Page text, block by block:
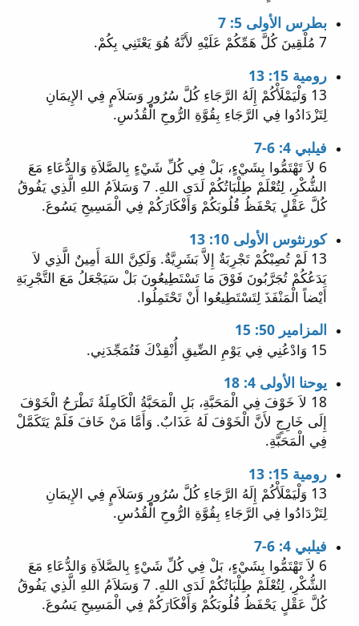
بطرس الأولى 5: 7
7 مُلْقِينَ كُلَّ هَمِّكُمْ عَلَيْهِ لأَنَّهُ هُوَ يَعْتَنِي بِكُمْ.
رومية 15: 13
13 وَلْيَمْلَأْكُمْ إِلَهُ الرَّجَاءِ كُلَّ سُرُورٍ وَسَلاَمٍ فِي الإِيمَانِ
لِتَزْدَادُوا فِي الرَّجَاءِ بِقُوَّةِ الرُّوحِ الْقُدُسِ.
فيلبي 4: 6-7
6 لاَ تَهْتَمُّوا بِشَيْءٍ، بَلْ فِي كُلِّ شَيْءٍ بِالصَّلاَةِ وَالدُّعَاءِ مَعَ
الشُّكْرِ، لِتُعْلَمْ طِلْبَاتُكُمْ لَدَى اللهِ. 7 وَسَلاَمُ اللهِ الَّذِي يَفُوقُ
كُلَّ عَقْلٍ يَحْفَظُ قُلُوبَكُمْ وَأَفْكَارَكُمْ فِي الْمَسِيحِ يَسُوعَ.
كورنثوس الأولى 10: 13
13 لَمْ تُصِبْكُمْ تَجْرِبَةٌ إِلاَّ بَشَرِيَّةٌ. وَلَكِنَّ اللهَ أَمِينٌ الَّذِي لاَ
يَدَعُكُمْ تُجَرَّبُونَ فَوْقَ مَا تَسْتَطِيعُونَ بَلْ سَيَجْعَلُ مَعَ التَّجْرِبَةِ
أَيْضاً الْمَنْفَذَ لِتَسْتَطِيعُوا أَنْ تَحْتَمِلُوا.
المزامير 50: 15
15 وَادْعُنِي فِي يَوْمِ الضِّيقِ أُنْقِذْكَ فَتُمَجِّدَنِي.
يوحنا الأولى 4: 18
18 لاَ خَوْفَ فِي الْمَحَبَّةِ، بَلِ الْمَحَبَّةُ الْكَامِلَةُ تَطْرَحُ الْخَوْفَ
إِلَى خَارِجٍ لأَنَّ الْخَوْفَ لَهُ عَذَابٌ. وَأَمَّا مَنْ خَافَ فَلَمْ يَتَكَمَّلْ
فِي الْمَحَبَّةِ.
رومية 15: 13
13 وَلْيَمْلَأْكُمْ إِلَهُ الرَّجَاءِ كُلَّ سُرُورٍ وَسَلاَمٍ فِي الإِيمَانِ
لِتَزْدَادُوا فِي الرَّجَاءِ بِقُوَّةِ الرُّوحِ الْقُدُسِ.
فيلبي 4: 6-7
6 لاَ تَهْتَمُّوا بِشَيْءٍ، بَلْ فِي كُلِّ شَيْءٍ بِالصَّلاَةِ وَالدُّعَاءِ مَعَ
الشُّكْرِ، لِتُعْلَمْ طِلْبَاتُكُمْ لَدَى اللهِ. 7 وَسَلاَمُ اللهِ الَّذِي يَفُوقُ
كُلَّ عَقْلٍ يَحْفَظُ قُلُوبَكُمْ وَأَفْكَارَكُمْ فِي الْمَسِيحِ يَسُوعَ.